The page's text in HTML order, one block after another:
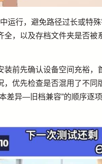
运行，避免路径过长或特
，以及存档文件夹是否被
前先确认设备空间充裕，
优先检查是否混用了不同
异—旧档兼容”的顺序逐